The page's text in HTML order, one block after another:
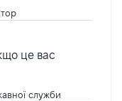
це вас
служби